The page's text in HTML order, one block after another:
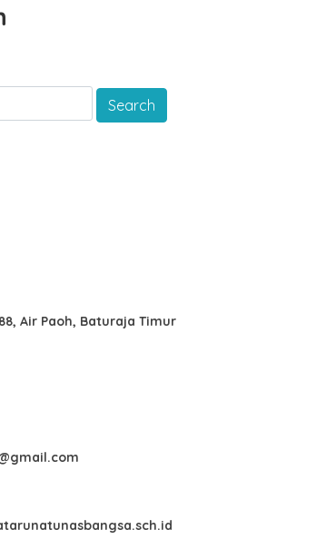
Air Paoh, Baturaja Timur